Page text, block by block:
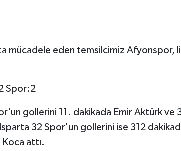
mücadele eden temsilcimiz Afyonspor,
Spor:2
gollerini 11. dakikada Emir Aktürk ve
32 Spor'un gollerini ise 312
attı.